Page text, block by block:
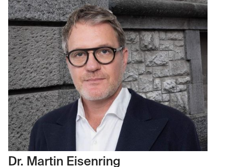
Dr. Martin Eisenring